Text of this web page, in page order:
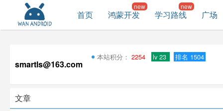
首页 鸿蒙开发 学习路线 广场
smartls@163.com
本站积分： 2254 lv 23 排名 1504
文章